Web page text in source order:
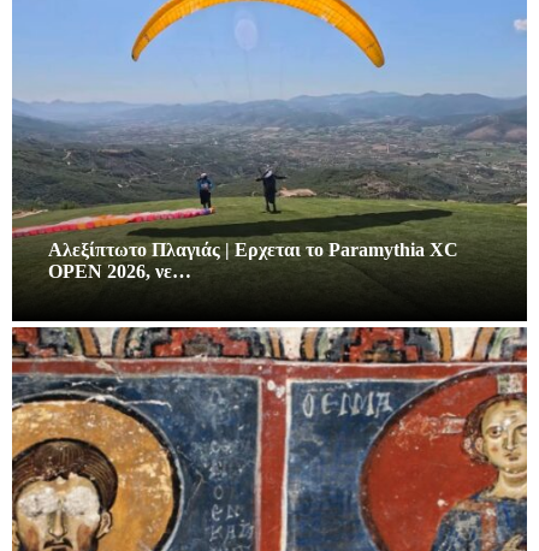
Αλεξίπτωτο Πλαγιάς | Ερχεται το Paramythia XC
OPEN 2026, νε…